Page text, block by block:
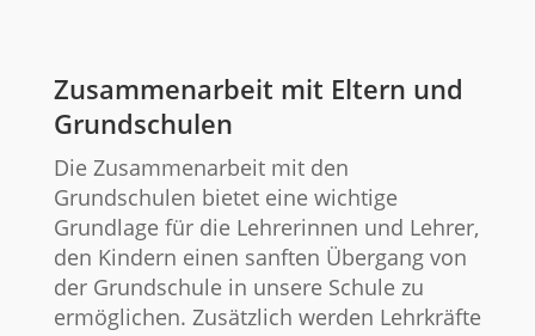
Zusammenarbeit mit Eltern und
Grundschulen
Die Zusammenarbeit mit den
Grundschulen bietet eine wichtige
Grundlage für die Lehrerinnen und Lehrer,
den Kindern einen sanften Übergang von
der Grundschule in unsere Schule zu
ermöglichen. Zusätzlich werden Lehrkräfte